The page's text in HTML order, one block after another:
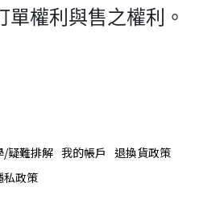
單權利與售之權利。
/疑難排解 我的帳戶
退換貨政策
私政策